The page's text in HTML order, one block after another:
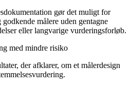
gør det muligt for
målere uden gentagne
eller langvarige vurderingsforløb.
med mindre risiko
der afklarer, om et målerdesign